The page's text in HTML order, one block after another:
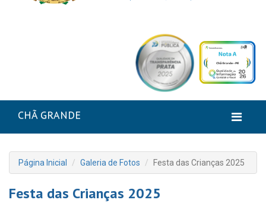
CHÃ GRANDE
Página Inicial Galeria de Fotos Festa das Crianças 2025
Festa das Crianças 2025